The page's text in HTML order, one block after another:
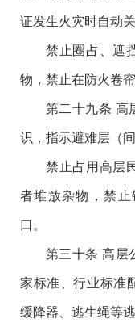
证发生火灾时自动
禁止圈占、遮
物，禁止在防火卷
第二十九条 高
识，指示避难层（间
禁止占用高层
者堆放杂物，禁
口。
第三十条 高层
家标准、行业标准
缓降器、逃生绳等